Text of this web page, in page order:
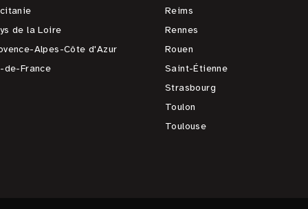
de la Loire
Alpes-Côte d'Azur
de-France
Reims
Rennes
Rouen
Saint-Étienne
Strasbourg
Toulon
Toulouse